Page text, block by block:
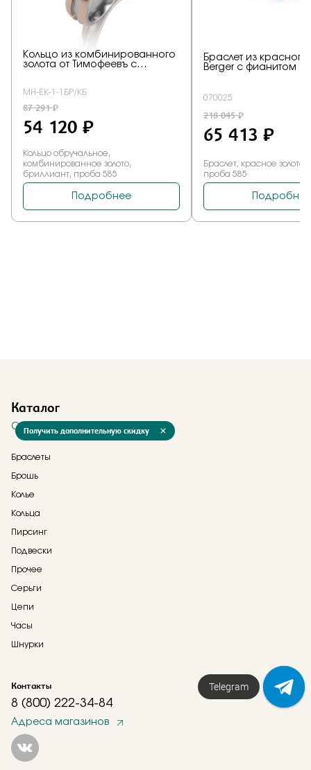
Каталог
Смотреть все
Браслеты
Брошь
Колье
Кольца
Пирсинг
Подвески
Прочее
Серьги
Цепи
Часы
Шнурки
Контакты
8 (800) 222-34-84
Адреса магазинов
Получить дополнительную скидку
Telegram